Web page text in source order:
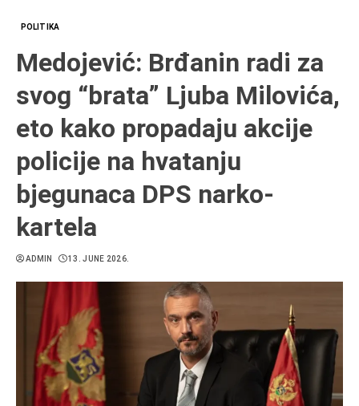
POLITIKA
Medojević: Brđanin radi za
svog “brata” Ljuba Milovića,
eto kako propadaju akcije
policije na hvatanju
bjegunaca DPS narko-
kartela
ADMIN 13. JUNE 2026.